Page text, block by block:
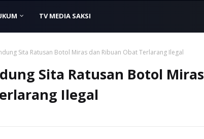
TV MEDIA SAKSI
Sita Ratusan Botol Miras dan Ribuan Obat Terlarang Ilegal
Sita Ratusan Botol Miras
Ilegal